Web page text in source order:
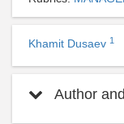
Khamit Dusaev 1
Author